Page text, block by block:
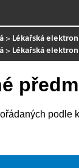
> Lékařská
> Lékařská
podle